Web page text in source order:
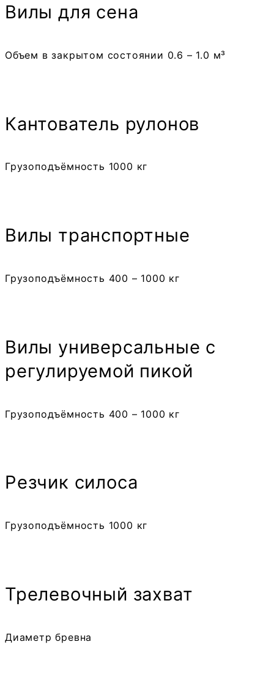
Вилы для сена
Объем в закрытом состоянии 0.6 – 1.0 м³
Кантователь рулонов
Грузоподъёмность 1000 кг
Вилы транспортные
Грузоподъёмность 400 – 1000 кг
Вилы универсальные с
регулируемой пикой
Грузоподъёмность 400 – 1000 кг
Резчик силоса
Грузоподъёмность 1000 кг
Трелевочный захват
Диаметр бревна